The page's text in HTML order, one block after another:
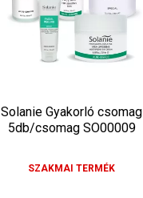
Ár szerint növekvő
Solanie Gyakorló csomag
5db/csomag SO00009
SZAKMAI TERMÉK